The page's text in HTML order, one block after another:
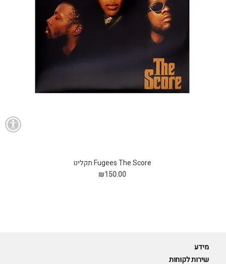
Fugees The Score תקליט
₪150.00
מידע
שירות לקוחות